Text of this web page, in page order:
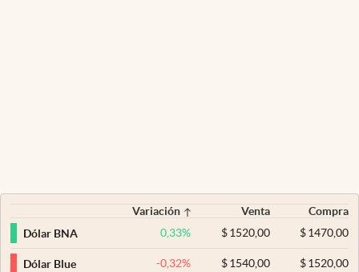
Variación Venta
Compra
Dólar BNA
0,33% $ 1520,00 $1470,00
Dólar Blue -0,32% $ 1540,00 $1520,00